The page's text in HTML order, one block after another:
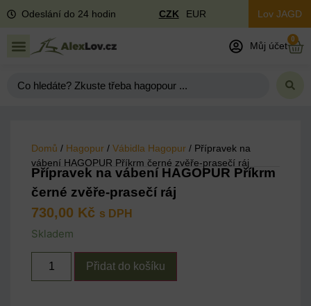
Odeslání do 24 hodin CZK EUR Lov JAGD
Můj účet
0
Domů / Hagopur / Vábidla Hagopur / Přípravek na
vábení HAGOPUR Příkrm černé zvěře-prasečí ráj
Přípravek na vábení HAGOPUR Příkrm
černé zvěře-prasečí ráj
730,00 Kč s DPH
Skladem
Přidat do košíku